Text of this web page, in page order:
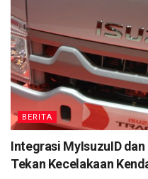
BERITA
Integrasi MyIsuzuID
Tekan Kecelakaan